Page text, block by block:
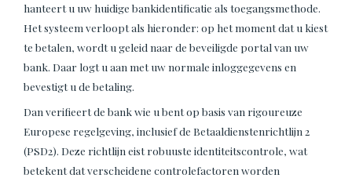
hanteert u uw huidige bankidentificatie als toegangsmethode.
Het systeem verloopt als hieronder: op het moment dat u kiest
te betalen, wordt u geleid naar de beveiligde portal van uw
bank. Daar logt u aan met uw normale inloggegevens en
bevestigt u de betaling.
Dan verifieert de bank wie u bent op basis van rigoureuze
Europese regelgeving, inclusief de Betaaldienstenrichtlijn 2
(PSD2). Deze richtlijn eist robuuste identiteitscontrole, wat
betekent dat verscheidene controlefactoren worden